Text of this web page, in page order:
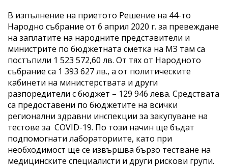
В изпълнение на приетото Решение на 44-то
Народно събрание от 6 април 2020 г. за превеждане
на заплатите на народните представители и
министрите по бюджетната сметка на МЗ там са
постъпили 1 523 572,60 лв. От тях от Народното
събрание са 1 393 627 лв., а от политическите
кабинети на министерствата и други
разпоредители с бюджет – 129 946 лева. Средствата
са предоставени по бюджетите на всички
регионални здравни инспекции за закупуване на
тестове за COVID-19. По този начин ще бъдат
подпомогнати лабораториите, като при
необходимост ще се извършва бързо тестване на
медицинските специалисти и други рискови групи.